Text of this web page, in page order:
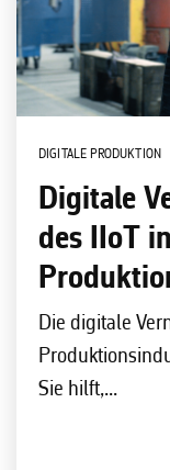
DIGITALE PRODUKTION
Digitale
des IIoT
Die digitale
Sie hilft,...